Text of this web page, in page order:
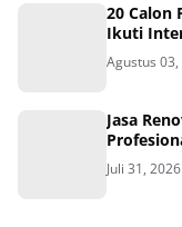
20 Calon
Ikuti
Agustus
Jasa
Juli 31, 2026